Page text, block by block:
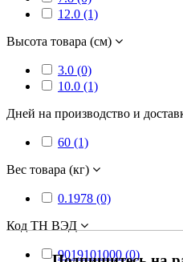
12.0 (1)
Высота товара (см)
3.0 (0)
10.0 (1)
Дней на производство и
60 (1)
Вес товара (кг)
0.1978 (0)
Код ТН ВЭД
9019101000 (0)